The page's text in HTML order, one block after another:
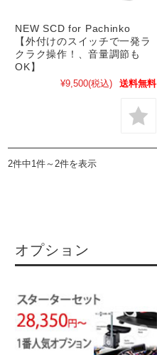
NEW SCD for Pachinko
【外付けのスイッチで一発ラ
クラク操作！、音量調節も
OK】
¥9,500(税込) 送料無料
2件中1件～2件を表示
オプション